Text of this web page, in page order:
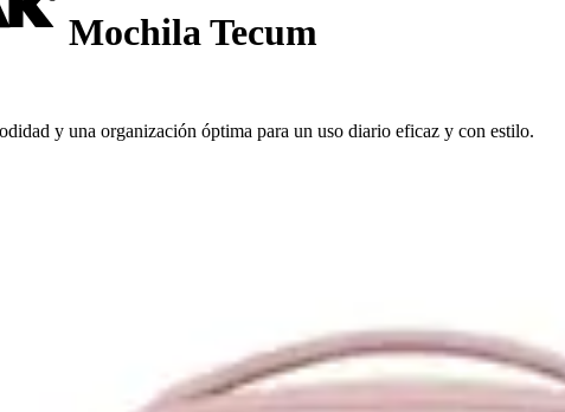
Mochila Tecum
y una organización óptima para un uso diario eficaz y con estilo.